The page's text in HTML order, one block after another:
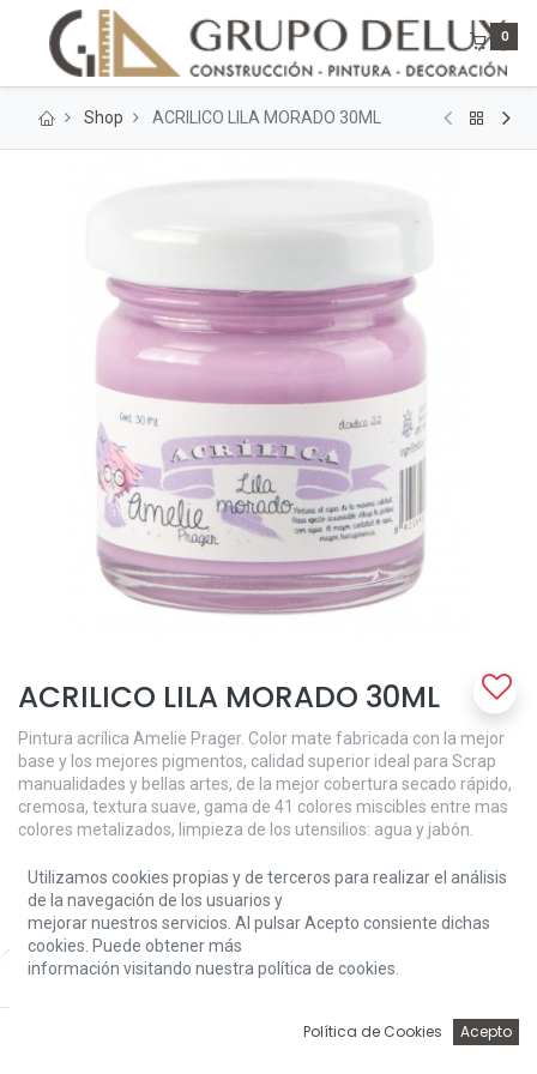
Price:
Add to Cart
0
Shop ACRILICO LILA MORADO 30ML
ACRILICO LILA MORADO 30ML
Pintura acrílica Amelie Prager. Color mate fabricada con la mejor
base y los mejores pigmentos, calidad superior ideal para Scrap
manualidades y bellas artes, de la mejor cobertura secado rápido,
cremosa, textura suave, gama de 41 colores miscibles entre mas
colores metalizados, limpieza de los utensilios: agua y jabón.
2,47€
Utilizamos cookies propias y de terceros para realizar el análisis
de la navegación de los usuarios y
mejorar nuestros servicios. Al pulsar Acepto consiente dichas
cookies. Puede obtener más
información visitando nuestra política de cookies.
Política de Cookies Acepto